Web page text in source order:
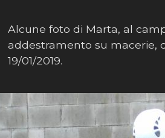
Alcune foto di Marta, al
addestramento su macerie,
19/01/2019.